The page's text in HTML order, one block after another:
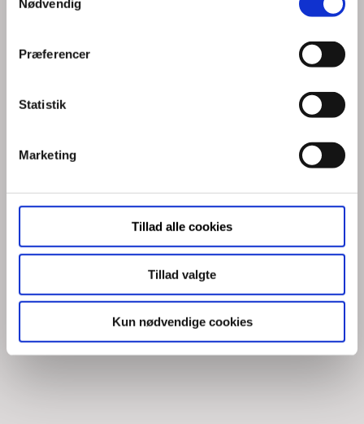
Nødvendig
Præferencer
Statistik
Marketing
Tillad alle cookies
Tillad valgte
Kun nødvendige cookies